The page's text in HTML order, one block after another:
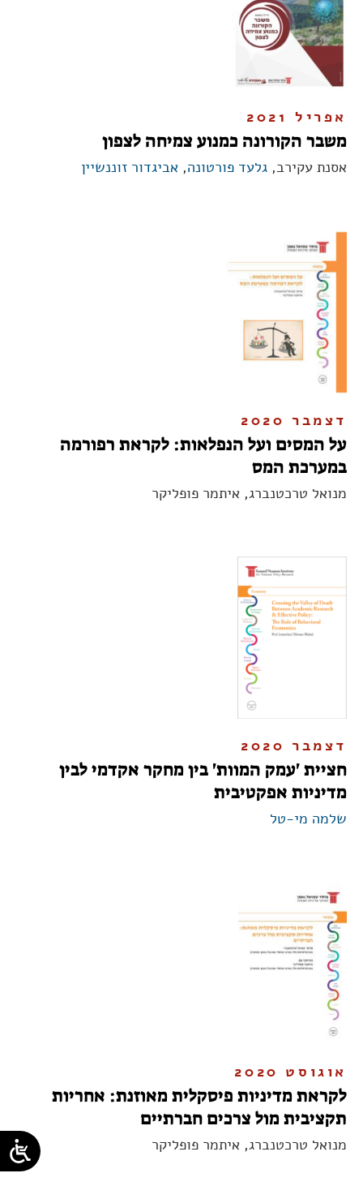
אפריל 2021
משבר הקורונה כמנוע צמיחה לצפון
אסנת עקירב, גלעד פורטונה, אביגדור זוננשיין
דצמבר 2020
על המסים ועל הנפלאות: לקראת רפורמה
במערכת המס
מנואל טרכטנברג, איתמר פופליקר
דצמבר 2020
חציית 'עמק המוות' בין מחקר אקדמי לבין
מדיניות אפקטיבית
שלמה מי-טל
אוגוסט 2020
לקראת מדיניות פיסקלית מאוזנת: אחריות
תקציבית מול צרכים חברתיים
מנואל טרכטנברג, איתמר פופליקר